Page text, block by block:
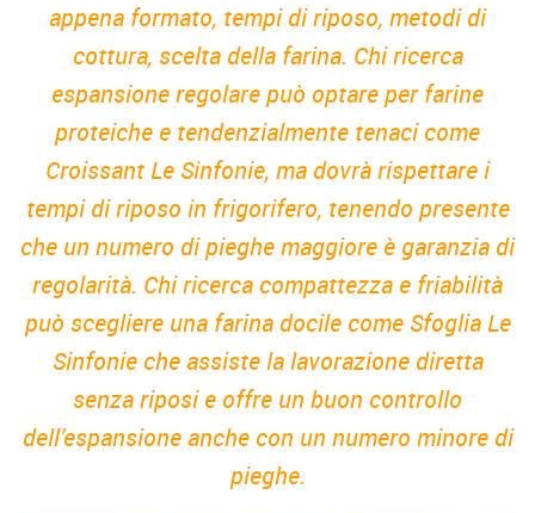
appena formato, tempi di riposo, metodi di
cottura, scelta della farina. Chi ricerca
espansione regolare può optare per farine
proteiche e tendenzialmente tenaci come
Croissant Le Sinfonie, ma dovrà rispettare i
tempi di riposo in frigorifero, tenendo presente
che un numero di pieghe maggiore è garanzia di
regolarità. Chi ricerca compattezza e friabilità
può scegliere una farina docile come Sfoglia Le
Sinfonie che assiste la lavorazione diretta
senza riposi e offre un buon controllo
dell’espansione anche con un numero minore di
pieghe.